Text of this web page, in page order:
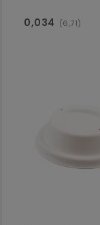
0,034 (6,71)